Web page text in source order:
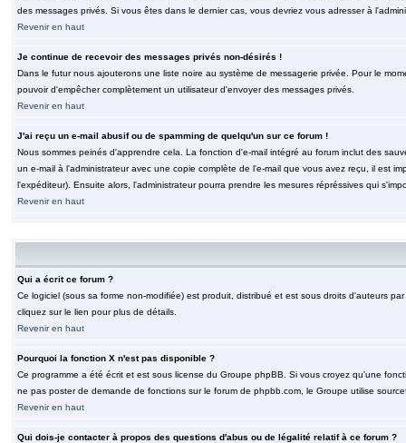
des messages privés. Si vous êtes dans le dernier cas, vous devriez vous adresser à
Revenir en haut
Je continue de recevoir des messages privés non-désirés !
Dans le futur nous ajouterons une liste noire au système de messagerie privée. Pour le
pouvoir d'empêcher complètement un utilisateur d'envoyer des messages privés.
Revenir en haut
J'ai reçu un e-mail abusif ou de spamming de quelqu'un sur ce forum !
Nous sommes peinés d'apprendre cela. La fonction d'e-mail intégré au forum inclut des
un e-mail à l'administrateur avec une copie complète de l'e-mail que vous avez reçu, il est
l'expéditeur). Ensuite alors, l'administrateur pourra prendre les mesures répréssives qui
Revenir en haut
Qui a écrit ce forum ?
Ce logiciel (sous sa forme non-modifiée) est produit, distribué et est sous droits d'auteurs
cliquez sur le lien pour plus de détails.
Revenir en haut
Pourquoi la fonction X n'est pas disponible ?
Ce programme a été écrit et est sous license du Groupe phpBB. Si vous croyez qu'une
ne pas poster de demande de fonctions sur le forum de phpbb.com, le Groupe utilise
Revenir en haut
Qui dois-je contacter à propos des questions d'abus ou de légalité relatif à ce forum ?